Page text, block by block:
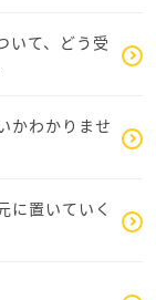
ですよね。
りましたの
となりまし
探していま
ませんがな
す・・・
いて、どう受
かわかりませ
に置いていく